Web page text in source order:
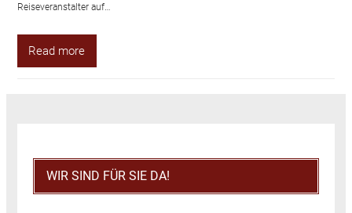
Reiseveranstalter auf…
Read more
WIR SIND FÜR SIE DA!